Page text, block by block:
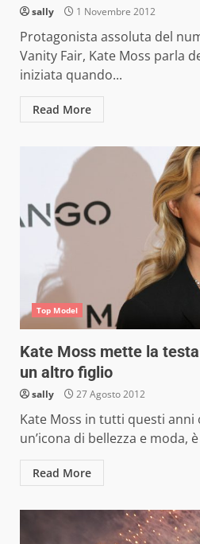
sally 1 Novembre 2012
Protagonista assoluta del
Vanity Fair, Kate Moss parla
iniziata quando...
Read More
Top Model
Kate Moss mette la
un altro figlio
sally 27 Agosto 2012
Kate Moss in tutti questi anni
un’icona di bellezza e moda,
Read More